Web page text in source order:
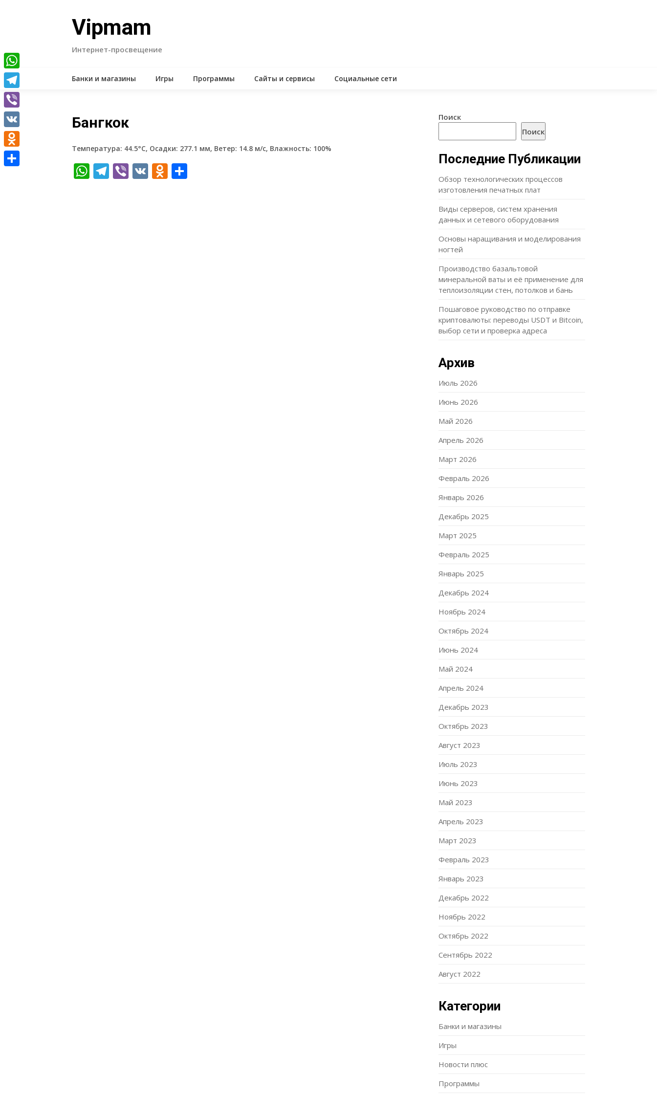
Vipmam
Интернет-просвещение
Банки и магазины Игры Программы Сайты и сервисы Социальные сети
Бангкок
Температура: 44.5°C, Осадки: 277.1 мм, Ветер: 14.8 м/с, Влажность: 100%
WhatsApp
Telegram
Viber
VKOdnoklassniki
Поиск
Поиск
Последние Публикации
Обзор технологических процессов
изготовления печатных плат
Виды серверов, систем хранения
данных и сетевого оборудования
Основы наращивания и моделирования
ногтей
Производство базальтовой
минеральной ваты и её применение для
теплоизоляции стен, потолков и бань
Пошаговое руководство по отправке
криптовалюты: переводы USDT и Bitcoin,
выбор сети и проверка адреса
Архив
Июль 2026
Июнь 2026
Май 2026
Апрель 2026
Март 2026
Февраль 2026
Январь 2026
Декабрь 2025
Март 2025
Февраль 2025
Январь 2025
Декабрь 2024
Ноябрь 2024
Октябрь 2024
Июнь 2024
Май 2024
Апрель 2024
Декабрь 2023
Октябрь 2023
Август 2023
Июль 2023
Июнь 2023
Май 2023
Апрель 2023
Март 2023
Февраль 2023
Январь 2023
Декабрь 2022
Ноябрь 2022
Октябрь 2022
Сентябрь 2022
Август 2022
Категории
Банки и магазины
Игры
Новости плюс
Программы
WhatsApp
Telegram
Viber
VK
Odnoklassniki